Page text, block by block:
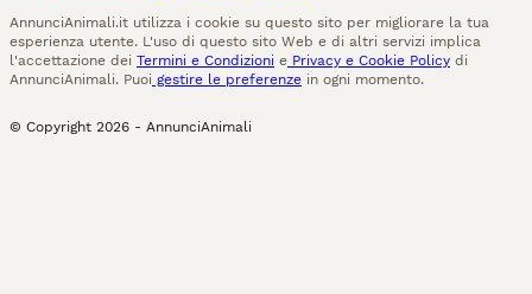
AnnunciAnimali.it utilizza i cookie su questo sito per migliorare la tua
esperienza utente. L'uso di questo sito Web e di altri servizi implica
l'accettazione dei Termini e Condizioni e Privacy e Cookie Policy di
AnnunciAnimali. Puoi gestire le preferenze in ogni momento.
© Copyright 2026 - AnnunciAnimali